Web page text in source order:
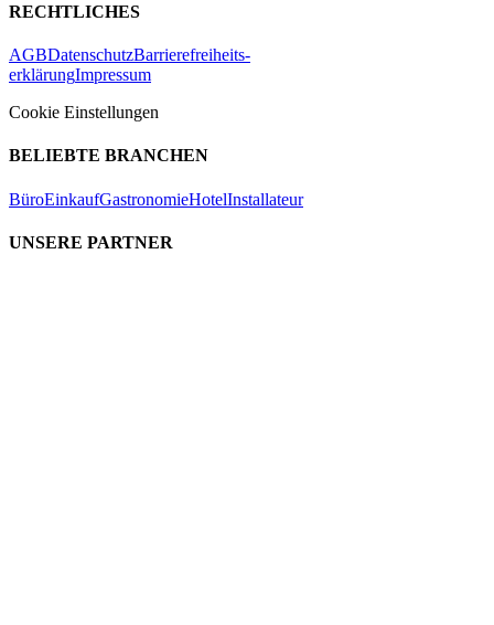
RECHTLICHES
AGBDatenschutzBarrierefreiheits-
erklärungImpressum
Cookie Einstellungen
BELIEBTE BRANCHEN
BüroEinkaufGastronomieHotelInstallateur
UNSERE PARTNER